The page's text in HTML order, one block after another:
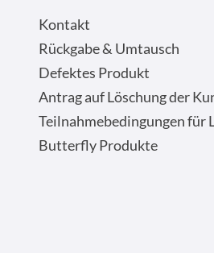
Kontakt
Rückgabe & Umtausch
Defektes Produkt
Antrag auf Löschung der
Teilnahmebedingungen für
Butterfly Produkte